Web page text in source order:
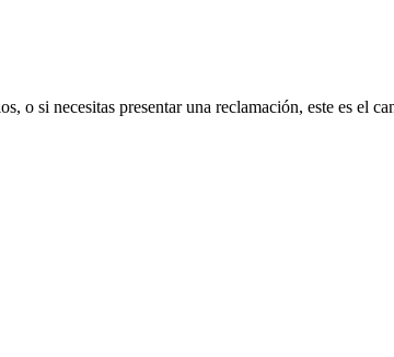
o si necesitas presentar una reclamación, este es el